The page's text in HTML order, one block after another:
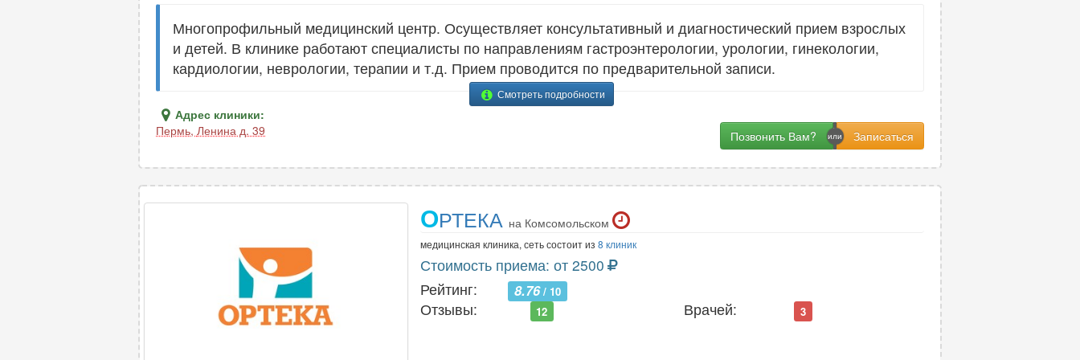
Многопрофильный медицинский центр. Осуществляет консультативный и диагностический прием взрослых
и детей. В клинике работают специалисты по направлениям гастроэнтерологии, урологии, гинекологии,
кардиологии, неврологии, терапии и т.д. Прием проводится по предварительной записи.
Смотреть подробности
Адрес клиники:
Пермь, Ленина д. 39 Позвонить Вам?
ОРТЕКА на Комсомольском
медицинская клиника, сеть состоит из 8 клиник
Стоимость приема: от 2500
Рейтинг:
8.76/ 10
Отзывы: 12 Врачей: 3